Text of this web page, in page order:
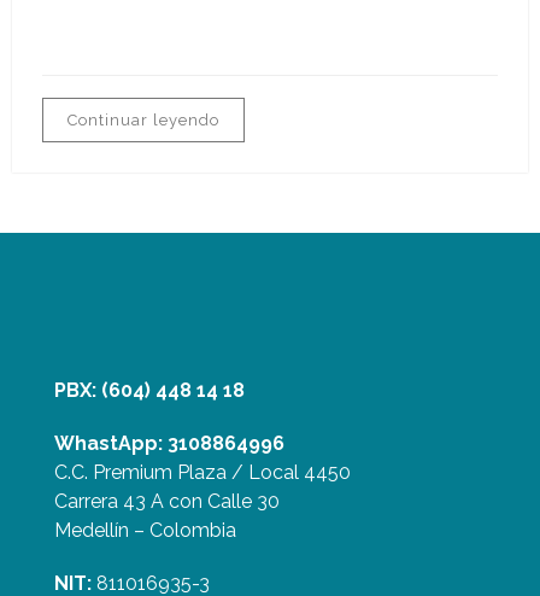
Continuar leyendo
PBX: (604) 448 14 18
WhastApp: 3108864996
C.C. Premium Plaza / Local 4450
Carrera 43 A con Calle 30
Medellín – Colombia
NIT:811016935-3